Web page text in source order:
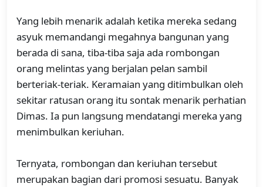
Yang lebih menarik adalah ketika mereka sedang
asyuk memandangi megahnya bangunan yang
berada di sana, tiba-tiba saja ada rombongan
orang melintas yang berjalan pelan sambil
berteriak-teriak. Keramaian yang ditimbulkan oleh
sekitar ratusan orang itu sontak menarik perhatian
Dimas. Ia pun langsung mendatangi mereka yang
menimbulkan keriuhan.
Ternyata, rombongan dan keriuhan tersebut
merupakan bagian dari promosi sesuatu. Banyak